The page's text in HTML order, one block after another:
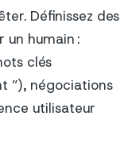
Définissez des
un humain :
clés
”), négociations
utilisateur